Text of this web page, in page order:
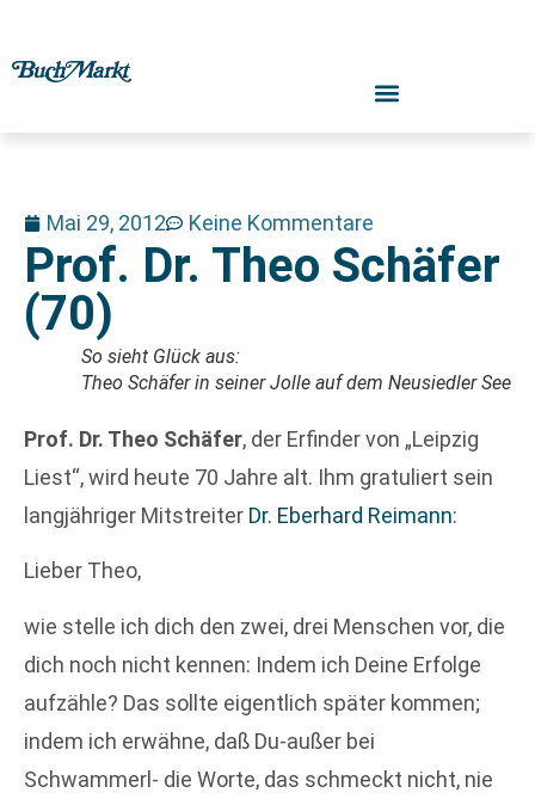
Mai 29, 2012 Keine Kommentare
Prof. Dr. Theo Schäfer
(70)
So sieht Glück aus:
Theo Schäfer in seiner Jolle auf dem Neusiedler See
Prof. Dr. Theo Schäfer, der Erfinder von „Leipzig
Liest“, wird heute 70 Jahre alt. Ihm gratuliert sein
langjähriger Mitstreiter Dr. Eberhard Reimann:
Lieber Theo,
wie stelle ich dich den zwei, drei Menschen vor, die
dich noch nicht kennen: Indem ich Deine Erfolge
aufzähle? Das sollte eigentlich später kommen;
indem ich erwähne, daß Du-außer bei
Schwammerl- die Worte, das schmeckt nicht, nie